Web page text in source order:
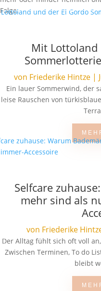
Folge.
Mit Lottoland
von Friederike Hintze|
Ein lauer Sommerwind, der
leise Rauschen von
Selfcare
mehr sind als
von Friederike
Der Alltag fühlt sich oft voll
Zwischen Terminen, To do
bleibt